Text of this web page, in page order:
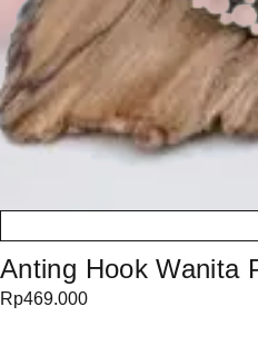
Anting Hook Wanita
Rp469.000